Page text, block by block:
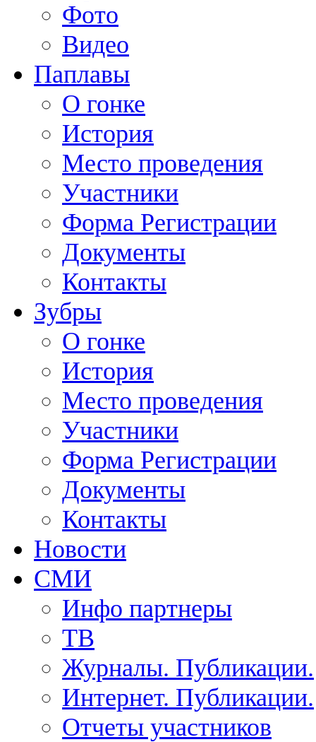
Фото
Видео
Паплавы
О гонке
История
Место проведения
Участники
Форма Регистрации
Документы
Контакты
Зубры
О гонке
История
Место проведения
Участники
Форма Регистрации
Документы
Контакты
Новости
СМИ
Инфо партнеры
ТВ
Журналы. Публикации.
Интернет. Публикации.
Отчеты участников